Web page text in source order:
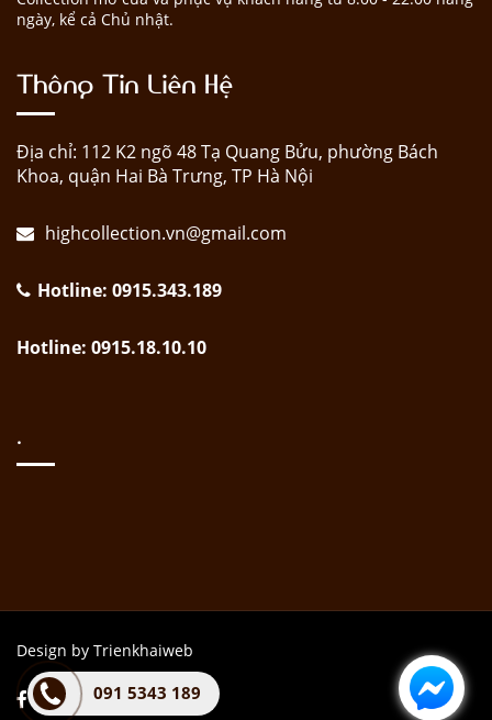
ngày, kể cả Chủ nhật.
Thông Tin Liên Hệ
Địa chỉ: 112 K2 ngõ 48 Tạ Quang Bửu, phường Bách
Khoa, quận Hai Bà Trưng, TP Hà Nội
highcollection.vn@gmail.com
Hotline: 0915.343.189
Hotline: 0915.18.10.10
.
Design by Trienkhaiweb
091 5343 189